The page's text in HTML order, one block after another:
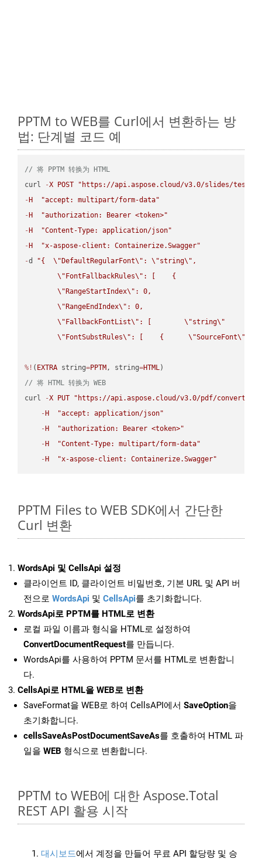
PPTM to WEB를 Curl에서 변환하는 방
법: 단계별 코드 예
// 将 PPTM 转换为 HTML
curl
-X POST
"https://api.aspose.cloud/v3.0/slides/test-
- H
"accept: multipart/form-data"
- H
"authorization: Bearer <token>"
- H
"Content-Type: application/json"
- H
"x-aspose-client: Containerize.Swagger"
-d "{ \" DefaultRegularFont\" : \"string\" ,
\" FontFallbackRules\" : [    {
\" RangeStartIndex\" : 0,
\" RangeEndIndex\" : 0,
\" FallbackFontList\" : [ \"string\"
\" FontSubstRules\" : [    { \"SourceFont\"
%! ( EXTRA string=PPTM , string=HTML
// 将 HTML 转换为 WEB
curl
-X PUT
"https://api.aspose.cloud/v3.0/pdf/convert/
- H
"accept: application/json"
- H
"authorization: Bearer <token>"
- H
"Content-Type: multipart/form-data"
- H "x-aspose-client: Containerize.Swagger"
PPTM Files to WEB SDK에서 간단한
Curl 변환
WordsApi 및 CellsApi 설정
클라이언트 ID, 클라이언트 비밀번호, 기본 URL 및 API 버
전으로 WordsApi 및 CellsApi를 초기화합니다.
WordsApi로 PPTM를 HTML로 변환
로컬 파일 이름과 형식을 HTML로 설정하여
ConvertDocumentRequest를 만듭니다.
WordsApi를 사용하여 PPTM 문서를 HTML로 변환합니
다.
CellsApi로 HTML을 WEB로 변환
SaveFormat을 WEB로 하여 CellsAPI에서 SaveOption을
초기화합니다.
cellsSaveAsPostDocumentSaveAs를 호출하여 HTML 파
일을 WEB 형식으로 변환합니다.
PPTM to WEB에 대한 Aspose.Total
REST API 활용 시작
대시보드에서 계정을 만들어 무료 API 할당량 및 승